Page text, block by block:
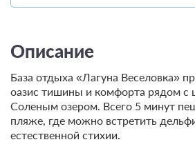
Описание
База отдыха «Лагуна Веселовка»
оазис тишины и комфорта рядом с
Соленым озером. Всего 5 минут
пляже, где можно встретить
естественной стихии.